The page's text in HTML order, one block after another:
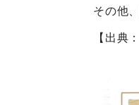
その他
【出典